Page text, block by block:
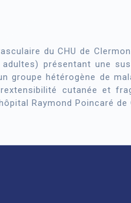
du CHU de
présentant une
groupe hétérogène de
cutanée et
Raymond Poincaré